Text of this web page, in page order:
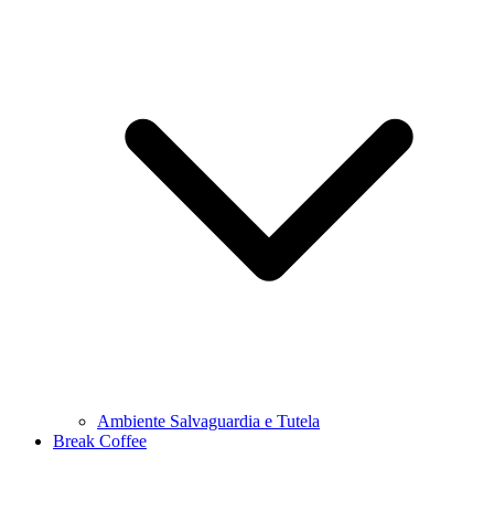
Ambiente Salvaguardia e Tutela
Break Coffee